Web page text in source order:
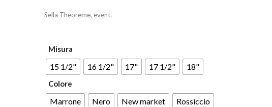
Sella Theoreme, event.
Misura
15 1/2" 16 1/2" 17" 17 1/2" 18"
Colore
Marrone Nero New market Rossiccio